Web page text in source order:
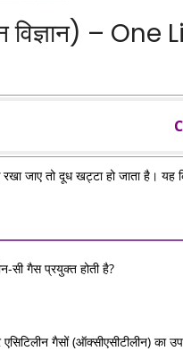
–
जाए तो दूध खट्टा हो जाता है। यह
सी गैस प्रयुक्‍त होती है?
गैसों (ऑक्सीएसीटीलीन) का